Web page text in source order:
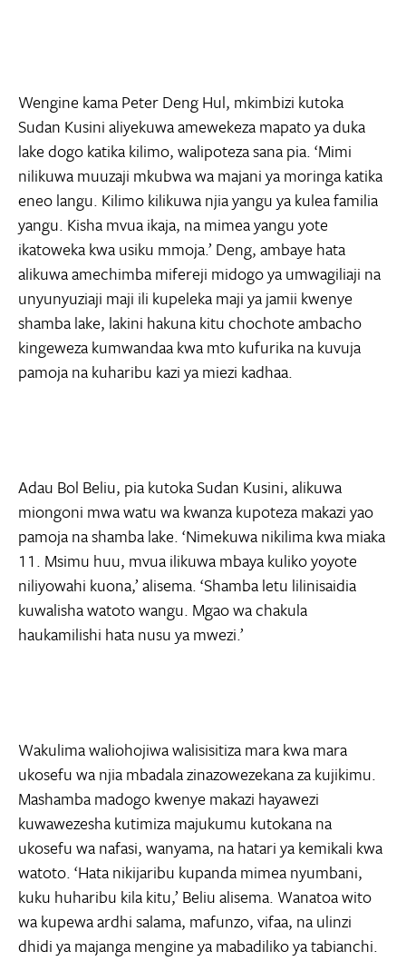
Wengine kama Peter Deng Hul, mkimbizi kutoka
Sudan Kusini aliyekuwa amewekeza mapato ya duka
lake dogo katika kilimo, walipoteza sana pia. ‘Mimi
nilikuwa muuzaji mkubwa wa majani ya moringa katika
eneo langu. Kilimo kilikuwa njia yangu ya kulea familia
yangu. Kisha mvua ikaja, na mimea yangu yote
ikatoweka kwa usiku mmoja.’ Deng, ambaye hata
alikuwa amechimba mifereji midogo ya umwagiliaji na
unyunyuziaji maji ili kupeleka maji ya jamii kwenye
shamba lake, lakini hakuna kitu chochote ambacho
kingeweza kumwandaa kwa mto kufurika na kuvuja
pamoja na kuharibu kazi ya miezi kadhaa.
Adau Bol Beliu, pia kutoka Sudan Kusini, alikuwa
miongoni mwa watu wa kwanza kupoteza makazi yao
pamoja na shamba lake. ‘Nimekuwa nikilima kwa miaka
11. Msimu huu, mvua ilikuwa mbaya kuliko yoyote
niliyowahi kuona,’ alisema. ‘Shamba letu lilinisaidia
kuwalisha watoto wangu. Mgao wa chakula
haukamilishi hata nusu ya mwezi.’
Wakulima waliohojiwa walisisitiza mara kwa mara
ukosefu wa njia mbadala zinazowezekana za kujikimu.
Mashamba madogo kwenye makazi hayawezi
kuwawezesha kutimiza majukumu kutokana na
ukosefu wa nafasi, wanyama, na hatari ya kemikali kwa
watoto. ‘Hata nikijaribu kupanda mimea nyumbani,
kuku huharibu kila kitu,’ Beliu alisema. Wanatoa wito
wa kupewa ardhi salama, mafunzo, vifaa, na ulinzi
dhidi ya majanga mengine ya mabadiliko ya tabianchi.